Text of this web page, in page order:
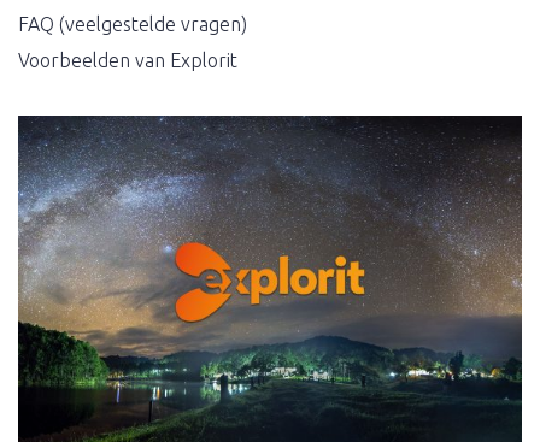
FAQ (veelgestelde vragen)
Voorbeelden van Explorit